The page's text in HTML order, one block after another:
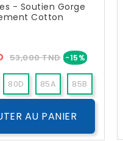
- Soutien Gorge
Cotton
Prix
Public
53,000 TND -15%Prix
80D 85A 85B
90C 90D 75A
75D
AU PANIER